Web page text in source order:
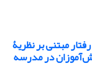
مبتنی بر نظریۀ
در مدرسه